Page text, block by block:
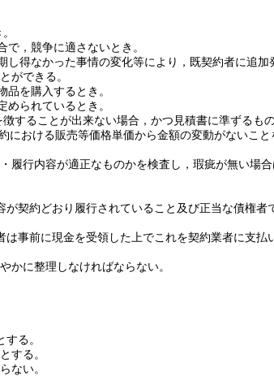
，競争に適さないとき。
得なかった事情の変化等により，既契約者に追加
ができる。
を購入するとき。
られているとき。
することが出来ない場合，かつ見積書に準ずるも
における販売等価格単価から金額の変動がないこと
履行内容が適正なものかを検査し，瑕疵が無い場
が契約どおり履行されていること及び正当な債権
事前に現金を受領した上でこれを契約業者に支
かに整理しなければならない。
る。
する。
ない。